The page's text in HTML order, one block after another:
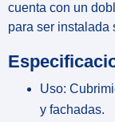
cuenta con un
para ser instalada
Uso:
y fachadas.